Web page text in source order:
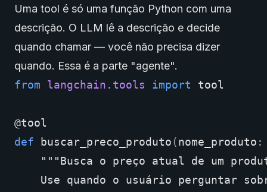
Uma tool é só uma função Python com uma
descrição. O LLM lê a descrição e decide
quando chamar — você não precisa dizer
quando. Essa é a parte "agente".
from
langchain.tools import tool
@tool
def
buscar_preco_produto(nome_produto :
"""Busca o preço atual de um
Use quando o usuário perguntar